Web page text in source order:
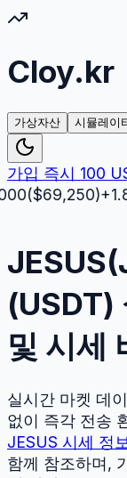
Cloy.kr
가상자산 시뮬레이
가입 즉시 100
69,250)+1.84%
(USDT)
및 시세
실시간 마켓 데
없이 즉각 전송
JESUS 시세 정보
함께 참조하며,